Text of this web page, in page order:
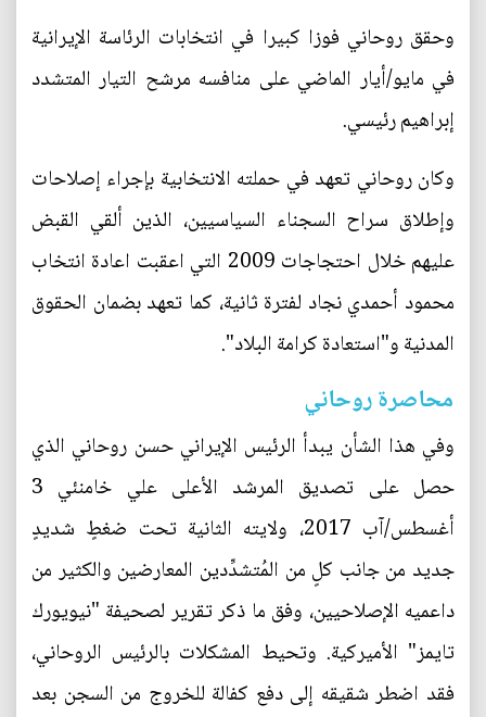
وحقق روحاني فوزا كبيرا في انتخابات الرئاسة الإيرانية
في مايو/أيار الماضي على منافسه مرشح التيار المتشدد
إبراهيم رئيسي.
وكان روحاني تعهد في حملته الانتخابية بإجراء إصلاحات
وإطلاق سراح السجناء السياسيين، الذين ألقي القبض
عليهم خلال احتجاجات 2009 التي اعقبت اعادة انتخاب
محمود أحمدي نجاد لفترة ثانية، كما تعهد بضمان الحقوق
المدنية و"استعادة كرامة البلاد".
محاصرة روحاني
وفي هذا الشأن يبدأ الرئيس الإيراني حسن روحاني الذي
حصل على تصديق المرشد الأعلى علي خامنئي 3
أغسطس/آب 2017، ولايته الثانية تحت ضغطٍ شديدٍ
جديد من جانب كلٍ من المُتشدِّدين المعارضين والكثير من
داعميه الإصلاحيين، وفق ما ذكر تقرير لصحيفة "نيويورك
تايمز" الأميركية. وتحيط المشكلات بالرئيس الروحاني،
فقد اضطر شقيقه إلى دفع كفالة للخروج من السجن بعد